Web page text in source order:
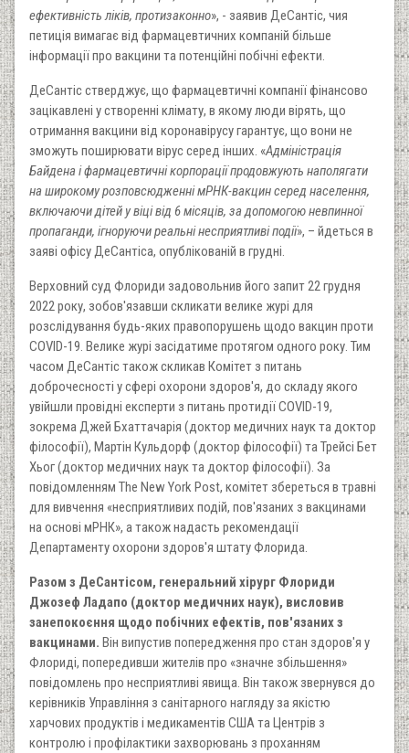
ефективність ліків, протизаконно», - заявив ДеСантіс, чия
петиція вимагає від фармацевтичних компаній більше
інформації про вакцини та потенційні побічні ефекти.
ДеСантіс стверджує, що фармацевтичні компанії фінансово
зацікавлені у створенні клімату, в якому люди вірять, що
отримання вакцини від коронавірусу гарантує, що вони не
зможуть поширювати вірус серед інших. «Адміністрація
Байдена і фармацевтичні корпорації продовжують наполягати
на широкому розповсюдженні мРНК-вакцин серед населення,
включаючи дітей у віці від 6 місяців, за допомогою невпинної
пропаганди, ігноруючи реальні несприятливі події», – йдеться в
заяві офісу ДеСантіса, опублікованій в грудні.
Верховний суд Флориди задовольнив його запит 22 грудня
2022 року, зобов'язавши скликати велике журі для
розслідування будь-яких правопорушень щодо вакцин проти
COVID-19. Велике журі засідатиме протягом одного року. Тим
часом ДеСантіс також скликав Комітет з питань
доброчесності у сфері охорони здоров'я, до складу якого
увійшли провідні експерти з питань протидії COVID-19,
зокрема Джей Бхаттачарія (доктор медичних наук та доктор
філософії), Мартін Кульдорф (доктор філософії) та Трейсі Бет
Хьог (доктор медичних наук та доктор філософії). За
повідомленням The New York Post, комітет збереться в травні
для вивчення «несприятливих подій, пов'язаних з вакцинами
на основі мРНК», а також надасть рекомендації
Департаменту охорони здоров'я штату Флорида.
Разом з ДеСантісом, генеральний хірург Флориди
Джозеф Ладапо (доктор медичних наук), висловив
занепокоєння щодо побічних ефектів, пов'язаних з
вакцинами. Він випустив попередження про стан здоров'я у
Флориді, попередивши жителів про «значне збільшення»
повідомлень про несприятливі явища. Він також звернувся до
керівників Управління з санітарного нагляду за якістю
харчових продуктів і медикаментів США та Центрів з
контролю і профілактики захворювань з проханням